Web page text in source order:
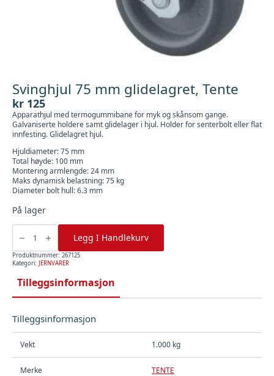
Svinghjul 75 mm glidelagret, Tente
kr 125
Apparathjul med termogummibane for myk og skånsom gange.
Galvaniserte holdere samt glidelager i hjul. Holder for senterbolt eller flat
innfesting. Glidelagret hjul.
Hjuldiameter: 75 mm
Total høyde: 100 mm
Montering armlengde: 24 mm
Maks dynamisk belastning: 75 kg
Diameter bolt hull: 6.3 mm
På lager
Svinghjul
mm
glidelagret,
Tente
antall
Legg I Handlekurv
Produktnummer: 267125
Kategori: JERNVARER
Tilleggsinformasjon
Tilleggsinformasjon
Vekt 1.000 kg
Merke TENTE